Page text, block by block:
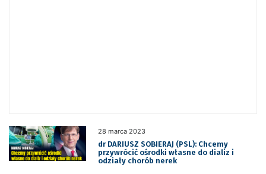
28 marca 2023
dr DARIUSZ SOBIERAJ (PSL): Chcemy
przywrócić ośrodki własne do dializ i
odziały chorób nerek